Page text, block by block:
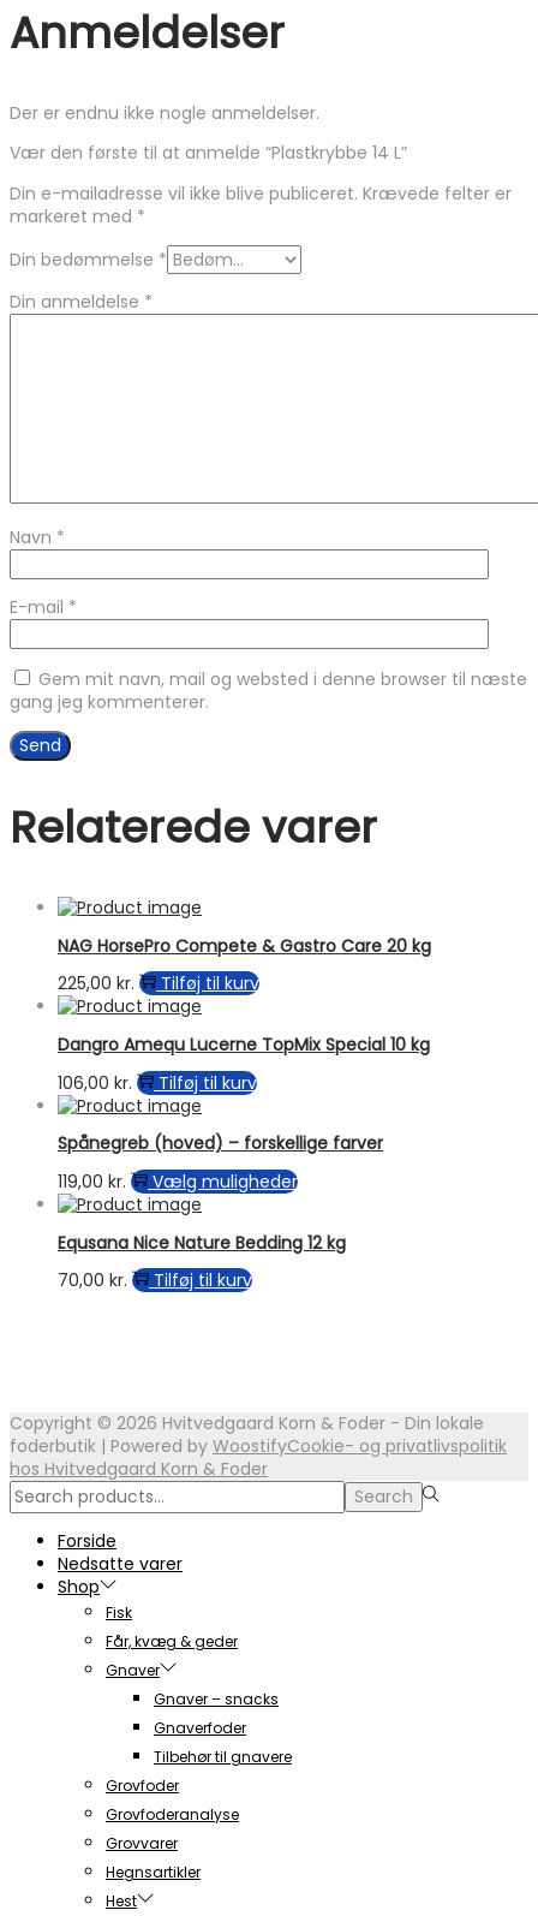
Anmeldelser
Der er endnu ikke nogle anmeldelser.
Vær den første til at anmelde “Plastkrybbe 14 L”
Din e-mailadresse vil ikke blive publiceret. Krævede felter er
markeret med *
Din bedømmelse *
Din anmeldelse *
Navn *
E-mail *
Gem mit navn, mail og websted i denne browser til næste
gang jeg kommenterer.
Relaterede varer
NAG HorsePro Compete & Gastro Care 20 kg
225,00 kr. Tilføj til kurv
Dangro Amequ Lucerne TopMix Special 10 kg
106,00 kr. Tilføj til kurv
Spånegreb (hoved) – forskellige farver
119,00 kr. Vælg mulighederDette
flere
Equsana Nice Nature Bedding 12 kg
70,00 kr. Tilføj til kurv
Copyright © 2026 Hvitvedgaard Korn & Foder - Din lokale
foderbutik | Powered by WoostifyCookie- og privatlivspolitik
hos Hvitvedgaard Korn & Foder
Search
for:>
Search
Forside
Nedsatte varer
Shop
Fisk
Får, kvæg & geder
Gnaver
Gnaver – snacks
Gnaverfoder
Tilbehør til gnavere
Grovfoder
Grovfoderanalyse
Grovvarer
Hegnsartikler
Hest